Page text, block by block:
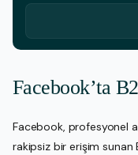
Facebook’ta
Facebook, profesyonel
rakipsiz bir erişim